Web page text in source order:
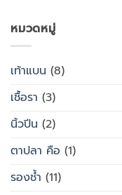
หมวดหมู่
เท้าแบน (8)
เชื้อรา (3)
นิ้วปีน (2)
ตาปลา คือ (1)
รองช้ำ (11)